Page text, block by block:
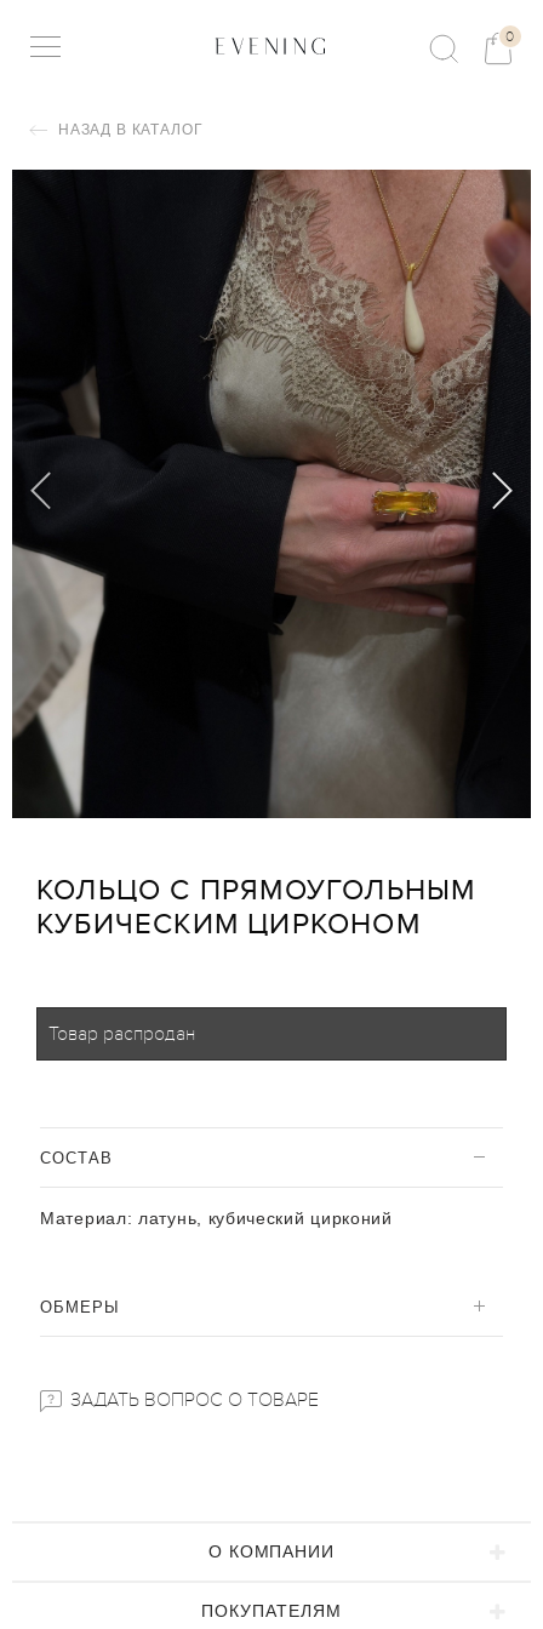
0
НАЗАД В КАТАЛОГ
КОЛЬЦО С ПРЯМОУГОЛЬНЫМ
КУБИЧЕСКИМ ЦИРКОНОМ
Товар распродан
CОСТАВ
Материал: латунь, кубический цирконий
ОБМЕРЫ
ЗАДАТЬ ВОПРОС О ТОВАРЕ
О КОМПАНИИ
ПОКУПАТЕЛЯМ